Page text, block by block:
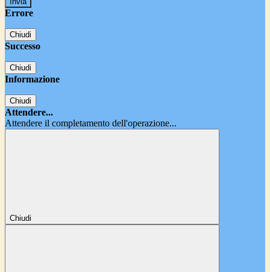
Errore
Chiudi
Successo
Chiudi
Informazione
Chiudi
Attendere...
Attendere il completamento dell'operazione...
Chiudi